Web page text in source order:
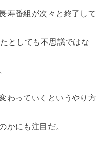
寿番組が次々と終了して
としても不思議ではな
わっていくというやり方
かにも注目だ。